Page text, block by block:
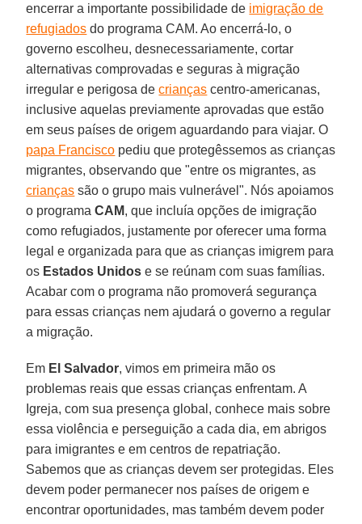
encerrar a importante possibilidade de imigração de
refugiados do programa CAM. Ao encerrá-lo, o
governo escolheu, desnecessariamente, cortar
alternativas comprovadas e seguras à migração
irregular e perigosa decrianças centro-americanas,
inclusive aquelas previamente aprovadas que estão
em seus países de origem aguardando para viajar. O
papa Francisco pediu que protegêssemos as crianças
migrantes, observando que "entre os migrantes, as
crianças são o grupo mais vulnerável". Nós apoiamos
o programaCAM, que incluía opções de imigração
como refugiados, justamente por oferecer uma forma
legal e organizada para que as crianças imigrem para
os Estados Unidos e se reúnam com suas famílias.
Acabar com o programa não promoverá segurança
para essas crianças nem ajudará o governo a regular
a migração.
Em El Salvador, vimos em primeira mão os
problemas reais que essas crianças enfrentam. A
Igreja, com sua presença global, conhece mais sobre
essa violência e perseguição a cada dia, em abrigos
para imigrantes e em centros de repatriação.
Sabemos que as crianças devem ser protegidas. Eles
devem poder permanecer nos países de origem e
encontrar oportunidades, mas também devem poder